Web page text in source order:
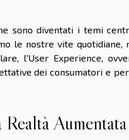
sono diventati i temi
le nostre vite
l'User Experience,
dei consumatori e
Aumentata